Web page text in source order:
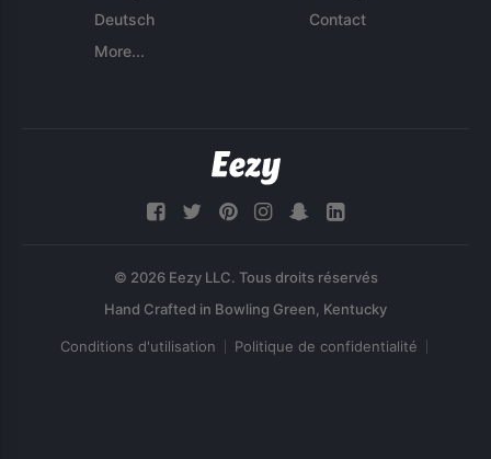
Deutsch
More...
Contact
© 2026 Eezy LLC. Tous droits réservés
Conditions d'utilisation Politique de confidentialité